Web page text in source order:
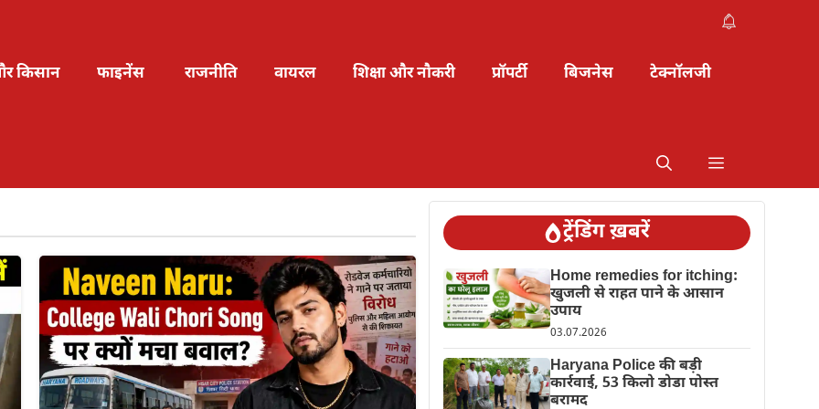
किसान फाइनेंस राजनीति वायरल शिक्षा और नौकरी प्रॉपर्टी बिजनेस टेक्नॉलजी
ट्रेंडिंग ख़बरें
Home remedies for itching:
खुजली से राहत पाने के आसान
उपाय
03.07.2026
Haryana Police की बड़ी
कार्रवाई, 53 किलो डोडा पोस्त
बरामद